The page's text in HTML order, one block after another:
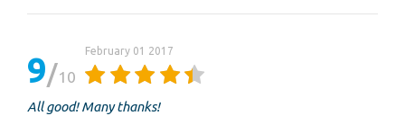
9 10
February 01 2017
All good! Many thanks!